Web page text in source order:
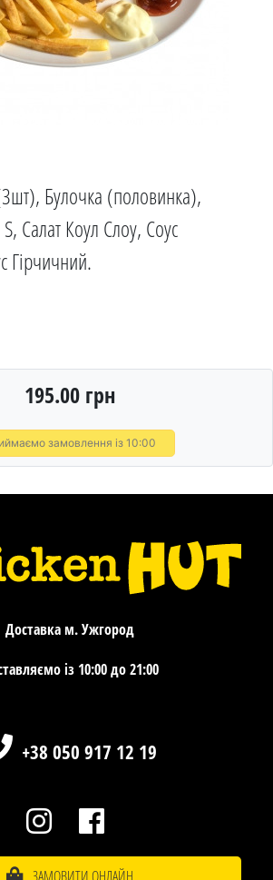
Булочка (половинка),
Салат Коул Слоу, Соус
Гірчичний.
195.00 грн
замовлення із 10:00
Доставка м. Ужгород
із 10:00 до 21:00
+38 050 917 12 19